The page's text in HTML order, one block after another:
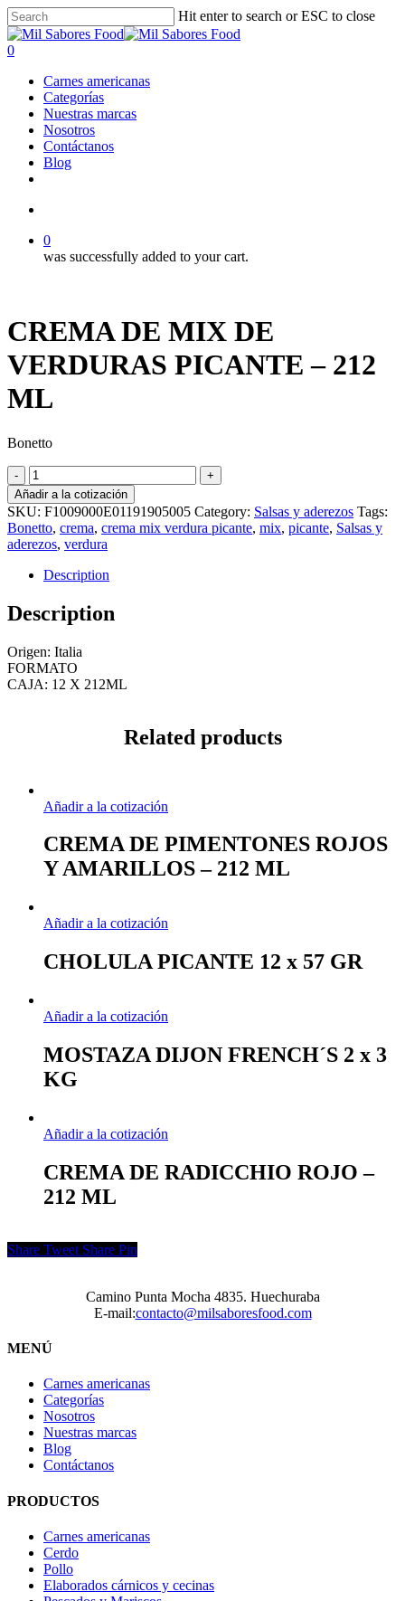
Skip
to
main
Hit enter to search or ESC to close
Close
Search
search
0
Carnes americanas
Categorías
Nuestras marcas
Nosotros
Contáctanos
Blog
0
was successfully added to your cart.
CREMA DE MIX DE
VERDURAS PICANTE – 212
ML
Bonetto
CREMA
DE
MIX
DE
VERDURAS
PICANTE
-
212
quantity
Añadir a la cotización
SKU: F1009000E01191905005 Category: Salsas y aderezos Tags:
Bonetto, crema, crema mix verdura picante, mix, picante, Salsas y
aderezos, verdura
Description
Description
Origen: Italia
FORMATO
CAJA: 12 X 212ML
Related products
Añadir a la cotización
CREMA DE PIMENTONES ROJOS
Y AMARILLOS – 212 ML
Añadir a la cotización
CHOLULA PICANTE 12 x 57 GR
Añadir a la cotización
MOSTAZA DIJON FRENCH´S 2 x 3
KG
Añadir a la cotización
CREMA DE RADICCHIO ROJO –
212 ML
Share Tweet Share Pin
Camino Punta Mocha 4835. Huechuraba
E-mail:contacto@milsaboresfood.com
MENÚ
Carnes americanas
Categorías
Nosotros
Nuestras marcas
Blog
Contáctanos
PRODUCTOS
Carnes americanas
Cerdo
Pollo
Elaborados cárnicos y cecinas